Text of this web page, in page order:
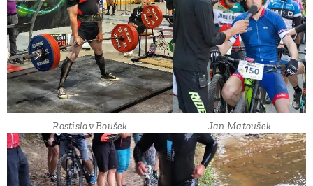
Rostislav Boušek Jan Matoušek